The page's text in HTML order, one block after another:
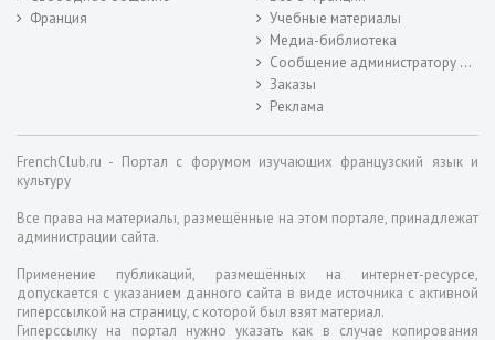
Франция
Учебные материалы
Медиа-библиотека
Сообщение администратору форума
Заказы
Реклама
FrenchClub.ru - Портал с форумом изучающих французский язык и
культуру
Все права на материалы, размещённые на этом портале, принадлежат
администрации сайта.
Применение публикаций, размещённых на интернет-ресурсе,
допускается с указанием данного сайта в виде источника с активной
гиперссылкой на страницу, с которой был взят материал.
Гиперссылку на портал нужно указать как в случае копирования